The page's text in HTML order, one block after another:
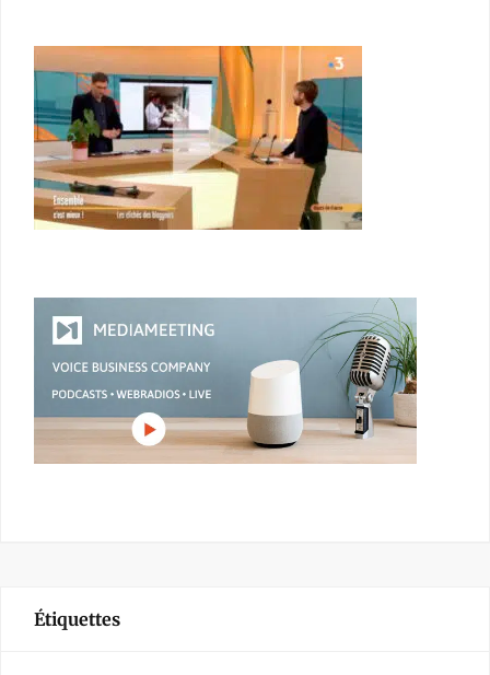
Étiquettes